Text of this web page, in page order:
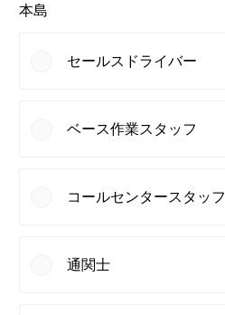
本島
セールスドライバー
ベース作業スタッフ
コールセンタースタッフ
通関士